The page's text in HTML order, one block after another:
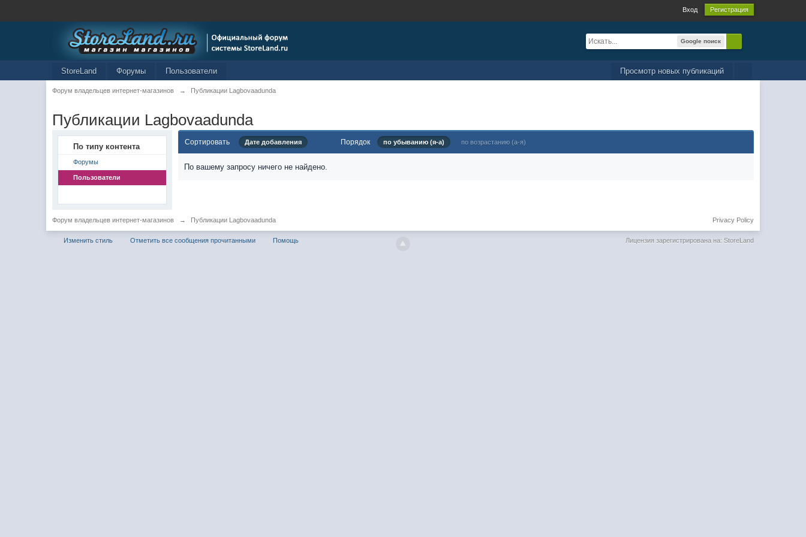
Вход Регистрация
Google поиск
Просмотр новых публикаций
StoreLand Форумы Пользователи
Форум владельцев интернет-магазинов → Публикации Lagbovaadunda
Публикации Lagbovaadunda
По типу контента
Форумы
Пользователи
Сортировать Дате добавления Порядок по убыванию (я-а) по возрастанию (а-я)
По вашему запросу ничего не найдено.
Форум владельцев интернет-магазинов → Публикации Lagbovaadunda Privacy Policy
Изменить стиль Отметить все сообщения прочитанными Помощь Лицензия зарегистрирована на: StoreLand